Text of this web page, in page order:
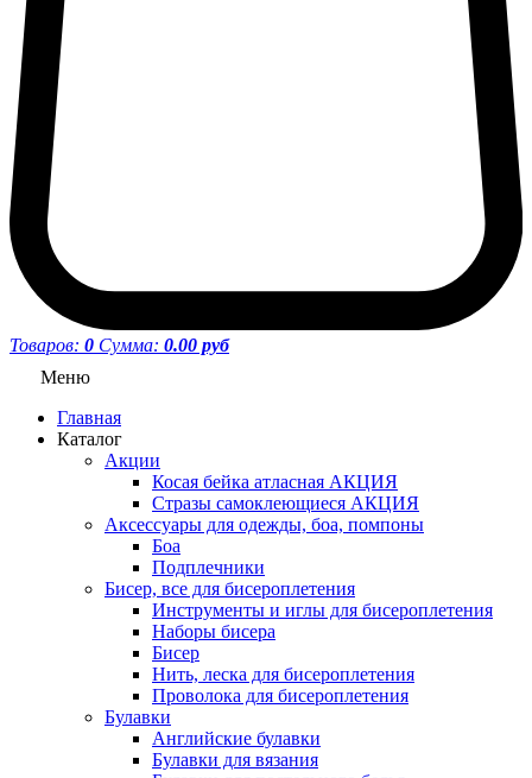
Товаров: 0 Сумма: 0.00 руб
Меню
Главная
Каталог
Акции
Косая бейка атласная АКЦИЯ
Стразы самоклеющиеся АКЦИЯ
Аксессуары для одежды, боа, помпоны
Боа
Подплечники
Бисер, все для бисероплетения
Инструменты и иглы для бисероплетения
Наборы бисера
Бисер
Нить, леска для бисероплетения
Проволока для бисероплетения
Булавки
Английские булавки
Булавки для вязания